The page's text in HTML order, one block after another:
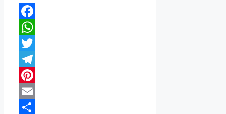
Facebook
WhatsApp
Twitter
Telegram
Pinterest
Email